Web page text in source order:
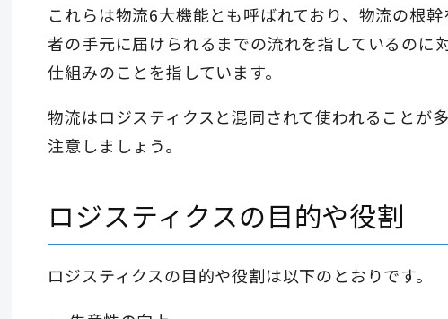
これらは物流6大機能とも呼ばれており、物流の根
者の手元に届けられるまでの流れを指しているのに
仕組みのことを指しています。
物流はロジスティクスと混同されて使われることが
注意しましょう。
ロジスティクスの目的や役割
ロジスティクスの目的や役割は以下のとおりです。